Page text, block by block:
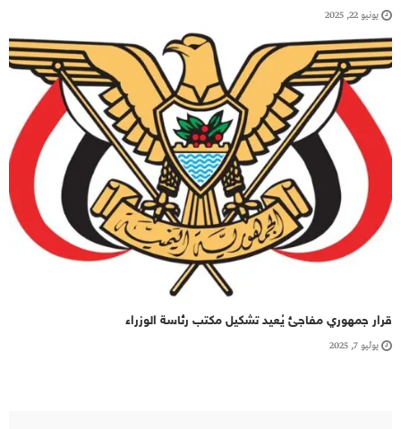
يونيو 22, 2025
قرار جمهوري مفاجئ يُعيد تشكيل مكتب رئاسة الوزراء
يوليو 7, 2025